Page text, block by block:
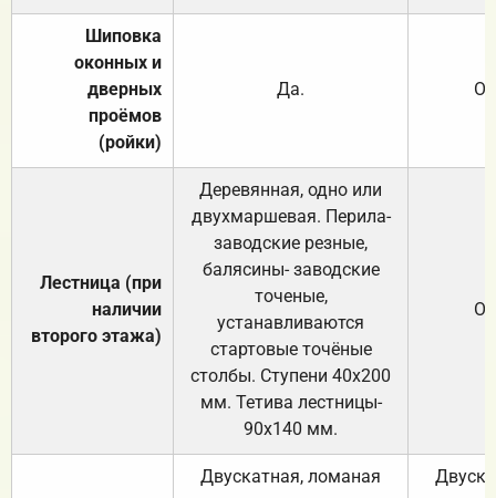
Шиповка
оконных и
дверных
проёмов
(ройки)
Да.
Лестница (при
наличии
второго этажа)
Деревянная, одно или
двухмаршевая. Перила-
заводские резные,
балясины- заводские
точеные,
устанавливаются
стартовые точёные
столбы. Ступени 40х200
мм. Тетива лестницы-
90х140 мм.
Двускатная, ломаная